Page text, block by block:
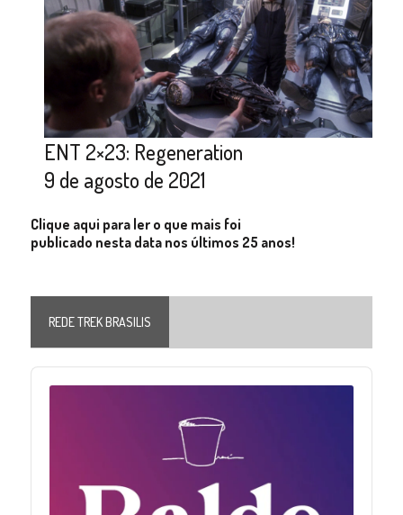
ENT 2×23: Regeneration
9 de agosto de 2021
Clique aqui para ler o que mais foi
publicado nesta data nos últimos 25 anos!
REDE TREK BRASILIS
Audio
Player